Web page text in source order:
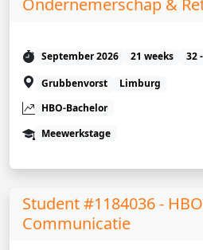
Ondernemerschap &
September 2026 21 weeks
32
Grubbenvorst
Limburg
HBO-Bachelor
Meewerkstage
Student #1184036 -
Communicatie